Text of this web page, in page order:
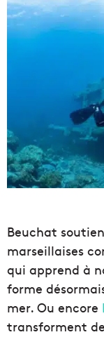
Beuchat
marseillaises
qui apprend à
forme
mer. Ou encore
transforment